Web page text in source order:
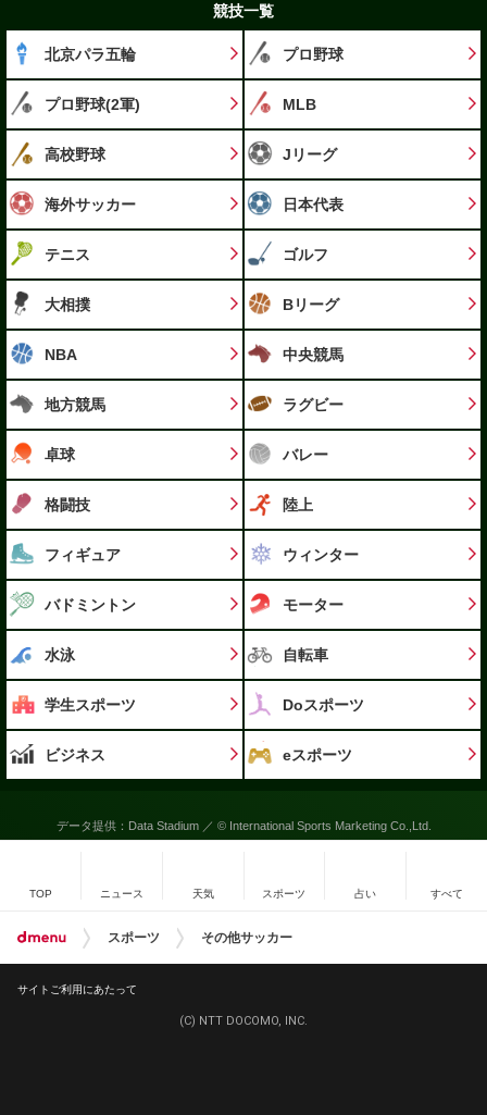
競技一覧
北京パラ五輪 プロ野球
プロ野球(2軍) MLB
高校野球 Jリーグ
海外サッカー 日本代表
テニス ゴルフ
大相撲 Bリーグ
NBA 中央競馬
地方競馬 ラグビー
卓球 バレー
格闘技 陸上
フィギュア ウィンター
バドミントン モーター
水泳 自転車
学生スポーツ Doスポーツ
ビジネス eスポーツ
データ提供：Data Stadium ／ © International Sports Marketing Co.,Ltd.
TOP ニュース 天気 スポーツ 占い すべて
スポーツ その他サッカー
サイトご利用にあたって
(C) NTT DOCOMO, INC.